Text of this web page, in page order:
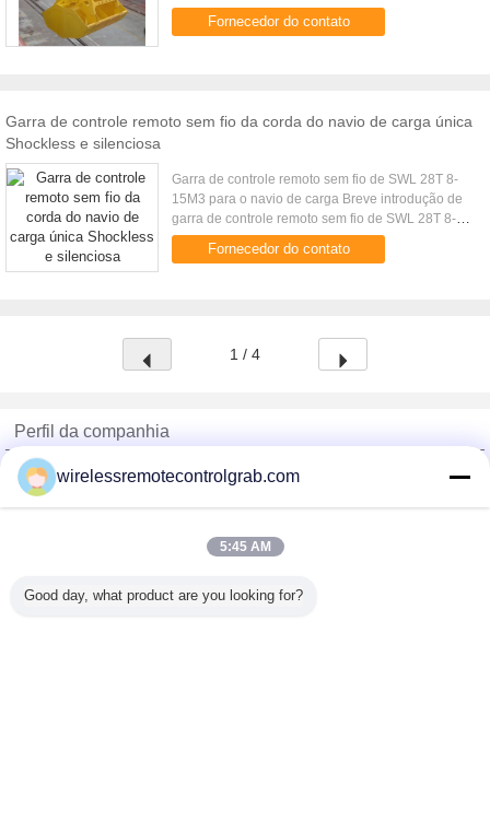
Capacidade do guindaste (t) Volume (³ de m)
Densidade da carga (³ de t/m...
Fornecedor do contato
Garra de controle remoto sem fio da corda do navio de carga única
Shockless e silenciosa
Garra de controle remoto sem fio de SWL 28T 8-
15M3 para o navio de carga Breve introdução de
garra de controle remoto sem fio de SWL 28T 8-
15M3 para o navio de carga A garra de controle
remoto sem fio é uma ...
Fornecedor do contato
1 / 4
Perfil da companhia
China Remote Control Grab Online Market
Fornecedores Verified
Verified Suplier
wirelessremotecontrolgrab.com
5:45 AM
Good day, what product are you looking for?